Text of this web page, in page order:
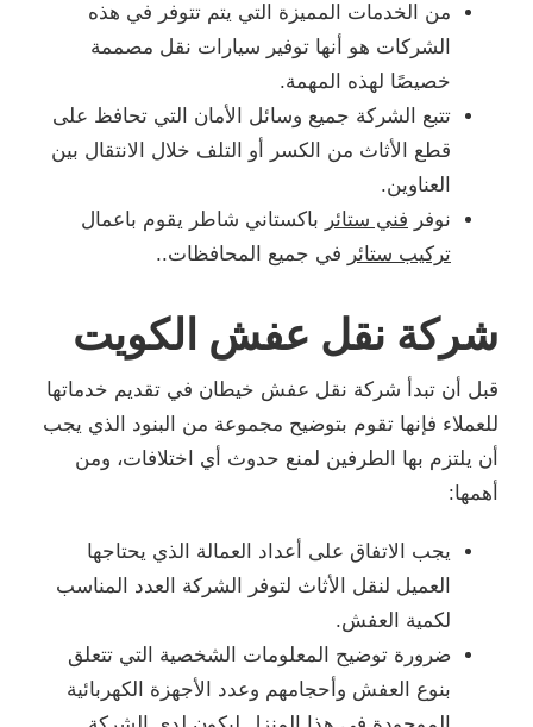
من الخدمات المميزة التي يتم تتوفر في هذه
الشركات هو أنها توفير سيارات نقل مصممة
خصيصًا لهذه المهمة.
تتبع الشركة جميع وسائل الأمان التي تحافظ على
قطع الأثاث من الكسر أو التلف خلال الانتقال بين
العناوين.
نوفر فني ستائر باكستاني شاطر يقوم باعمال
تركيب ستائر في جميع المحافظات..
شركة نقل عفش الكويت
قبل أن تبدأ شركة نقل عفش خيطان في تقديم خدماتها
للعملاء فإنها تقوم بتوضيح مجموعة من البنود الذي يجب
أن يلتزم بها الطرفين لمنع حدوث أي اختلافات، ومن
أهمها:
يجب الاتفاق على أعداد العمالة الذي يحتاجها
العميل لنقل الأثاث لتوفر الشركة العدد المناسب
لكمية العفش.
ضرورة توضيح المعلومات الشخصية التي تتعلق
بنوع العفش وأحجامهم وعدد الأجهزة الكهربائية